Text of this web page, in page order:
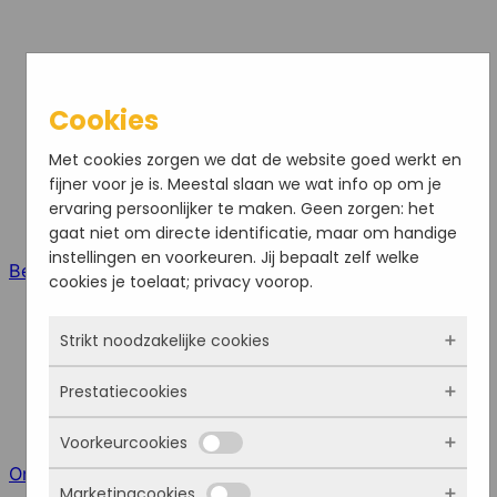
Bel ons
Online meeting
Cookies
Met cookies zorgen we dat de website goed werkt en
fijner voor je is. Meestal slaan we wat info op om je
ervaring persoonlijker te maken. Geen zorgen: het
gaat niet om directe identificatie, maar om handige
instellingen en voorkeuren. Jij bepaalt zelf welke
cookies je toelaat; privacy voorop.
Strikt noodzakelijke cookies
Deze cookies zorgen ervoor dat de website
überhaupt werkt. Ze zijn dus altijd actief en
kunnen niet worden uitgezet. Meestal worden
ze alleen geplaatst als jij iets doet, zoals
Prestatiecookies
Met deze cookies zien we hoe vaak onze site
bezocht wordt, waar bezoekers vandaan komen
Voorkeurcookies